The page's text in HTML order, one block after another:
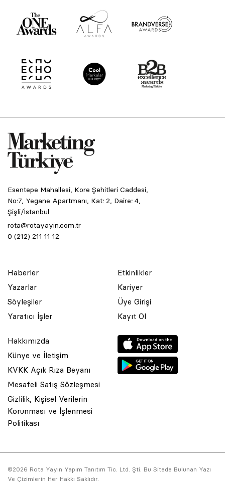
Esentepe Mahallesi, Kore Şehitleri Caddesi,
No:7, Yegane Apartmanı, Kat: 2, Daire: 4,
Şişli/İstanbul
rota@rotayayin.com.tr
0 (212) 211 11 12
Haberler
Yazarlar
Söyleşiler
Yaratıcı İşler
Etkinlikler
Kariyer
Üye Girişi
Kayıt Ol
Hakkımızda
Künye ve İletişim
KVKK Açık Rıza Beyanı
Mesafeli Satış Sözleşmesi
Gizlilik, Kişisel Verilerin
Korunması ve İşlenmesi
Politikası
©2026 Rota Yayın Yapım Tanıtım Tic. Ltd. Şti. Bu Sitede Bulunan Yazı
Ve Çizimlerin Her Hakkı Saklıdır.
© 2001 Rota Yayın Yapım Tanıtım Tic. Ltd. Şti. Bu Sitede Bulunan
Asquared WordPress Agencytarafından tasarlanmış ve